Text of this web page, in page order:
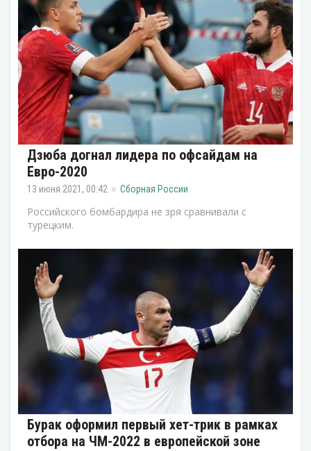
Дзюба догнал лидера по офсайдам на
Евро-2020
13 июня 2021, 00:42 Сборная России
Российского бомбардира не зря сравнивали с
турецким.
Бурак оформил первый хет-трик в рамках
отбора на ЧМ-2022 в европейской зоне